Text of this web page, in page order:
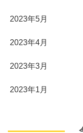
2023年5月
2023年4月
2023年3月
2023年1月